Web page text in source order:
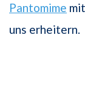
Pantomime
uns erheitern.